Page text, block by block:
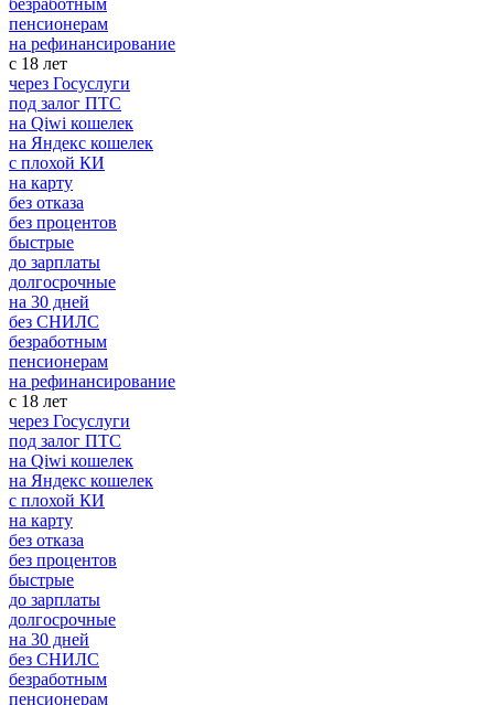
пенсионерам
на рефинансирование
с 18 лет
через Госуслуги
под залог ПТС
на Qiwi кошелек
на Яндекс кошелек
с плохой КИ
на карту
без отказа
без процентов
быстрые
до зарплаты
долгосрочные
на 30 дней
без СНИЛС
безработным
пенсионерам
на рефинансирование
с 18 лет
через Госуслуги
под залог ПТС
на Qiwi кошелек
на Яндекс кошелек
с плохой КИ
на карту
без отказа
без процентов
быстрые
до зарплаты
долгосрочные
на 30 дней
без СНИЛС
безработным
пенсионерам